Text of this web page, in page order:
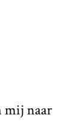
mij naar